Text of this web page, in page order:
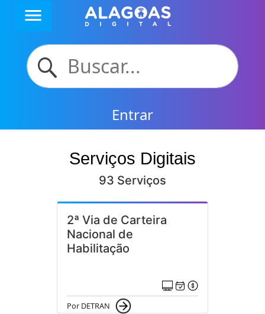
menu
Entrar
Serviços Digitais
93 Serviços
2ª Via de Carteira
Nacional de
Habilitação
Por DETRAN